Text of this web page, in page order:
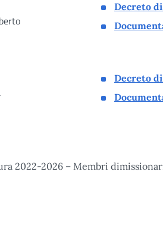
Decreto
Decreto
2022-2026 – Membri